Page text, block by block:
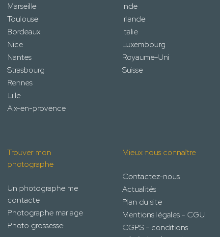
Marseille
Toulouse
Bordeaux
Nice
Nantes
Strasbourg
Rennes
Lille
Aix-en-provence
Inde
Irlande
Italie
Luxembourg
Royaume-Uni
Suisse
Trouver mon
photographe
Un photographe me
contacte
Photographe mariage
Photo grossesse
Mieux nous connaître
Contactez-nous
Actualités
Plan du site
Mentions légales - CGU
CGPS - conditions